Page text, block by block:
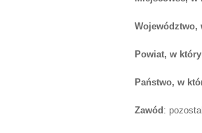
Województwo,
Powiat, w
Państwo, w
Zawód :